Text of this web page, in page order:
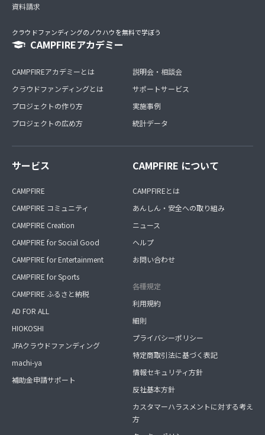
資料請求
クラウドファンディングのノウハウを無料で学ぼう
CAMPFIREアカデミー
CAMPFIREアカデミーとは
クラウドファンディングとは
プロジェクトの作り方
プロジェクトの広め方
説明会・相談会
サポートサービス
実施事例
統計データ
サービス
CAMPFIRE
CAMPFIRE コミュニティ
CAMPFIRE Creation
CAMPFIRE for Social Good
CAMPFIRE for Entertainment
CAMPFIRE for Sports
CAMPFIRE ふるさと納税
AD FOR ALL
HIOKOSHI
JFAクラウドファンディング
machi-ya
補助金申請サポート
CAMPFIRE について
CAMPFIREとは
あんしん・安全への取り組み
ニュース
ヘルプ
お問い合わせ
各種規定
利用規約
細則
プライバシーポリシー
特定商取引法に基づく表記
情報セキュリティ方針
反社基本方針
カスタマーハラスメントに対する考え
方